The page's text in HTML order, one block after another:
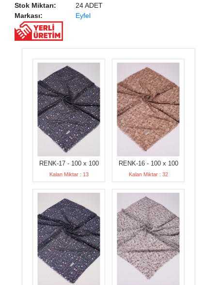
Stok Miktarı:
24 ADET
Markası:
Eyfel
RENK-17 - 100 x 100
Kalan Miktar : 13
RENK-16 - 100 x 100
Kalan Miktar : 32